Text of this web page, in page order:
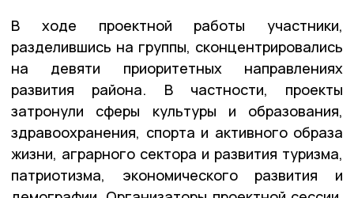
В ходе проектной работы участники,
разделившись на группы, сконцентрировались
на девяти приоритетных направлениях
развития района. В частности, проекты
затронули сферы культуры и образования,
здравоохранения, спорта и активного образа
жизни, аграрного сектора и развития туризма,
патриотизма, экономического развития и